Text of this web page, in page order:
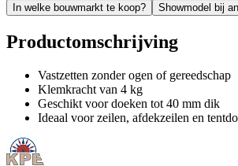
In welke bouwmarkt te koop? Showmodel bij
Productomschrijving
Vastzetten zonder ogen of gereedschap
Klemkracht van 4 kg
Geschikt voor doeken tot 40 mm dik
Ideaal voor zeilen, afdekzeilen en